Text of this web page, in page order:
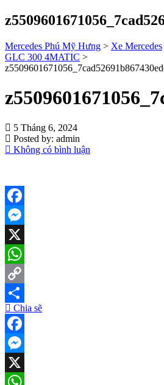
Mercedes Phú Mỹ Hưng > Xe Mercedes
GLC 300 4MATIC >
5 Tháng 6, 2024
Posted by: admin
Không có bình luận
Facebook
Messenger
X
WhatsApp
Copy
Link
Share
Chia sẽ
Facebook
Messenger
X